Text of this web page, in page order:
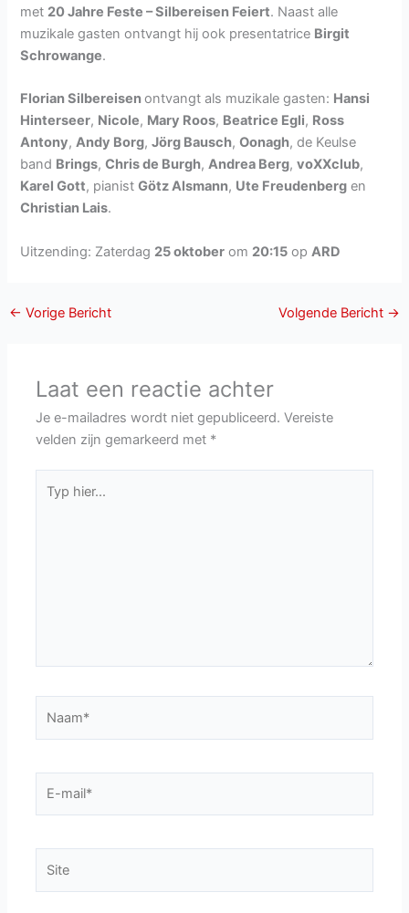
met 20 Jahre Feste – Silbereisen Feiert. Naast alle
muzikale gasten ontvangt hij ook presentatrice Birgit
Schrowange.
Florian Silbereisenontvangt als muzikale gasten: Hansi
Hinterseer, Nicole, Mary Roos, Beatrice Egli, Ross
Antony,Andy Borg,Jörg Bausch,Oonagh, de Keulse
band Brings,Chris de Burgh,Andrea Berg,voXXclub,
Karel Gott, pianistGötz Alsmann, Ute Freudenberg en
Christian Lais.
Uitzending: Zaterdag 25 oktober om 20:15 opARD
← Vorige Bericht Volgende Bericht →
Laat een reactie achter
Je e-mailadres wordt niet gepubliceerd. Vereiste
velden zijn gemarkeerd met *
hier...